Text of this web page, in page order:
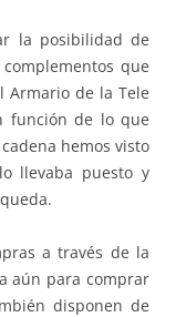
la posibilidad de
que
Armario de la Tele
función de lo que
hemos visto
llevaba puesto y
a través de la
aún para comprar
disponen de